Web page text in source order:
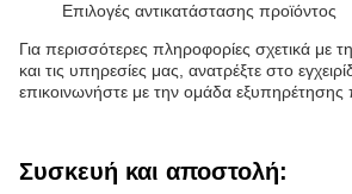
Επιλογές αντικατάστασης προϊόντος
Για περισσότερες πληροφορίες σχετικά με
και τις υπηρεσίες μας, ανατρέξτε στο
επικοινωνήστε με την ομάδα εξυπηρέτησης
Συσκευή και αποστολή: